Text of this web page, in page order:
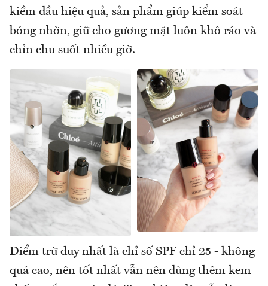
kiềm dầu hiệu quả, sản phẩm giúp kiểm soát
bóng nhờn, giữ cho gương mặt luôn khô ráo và
chỉn chu suốt nhiều giờ.
Điểm trừ duy nhất là chỉ số SPF chỉ 25 - không
quá cao, nên tốt nhất vẫn nên dùng thêm kem